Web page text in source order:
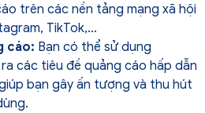
trên các nền tảng mạng xã hội
TikTok,…
cáo: Bạn có thể sử dụng
các tiêu đề quảng cáo hấp dẫn
bạn gây ấn tượng và thu hút